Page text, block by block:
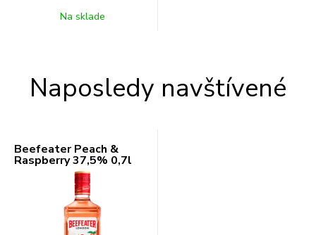
Na sklade
Naposledy navštívené
Beefeater Peach &
Raspberry 37,5% 0,7l